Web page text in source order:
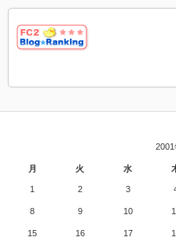
2001
月 火 水
1 2 3
8 9 10
15 16 17